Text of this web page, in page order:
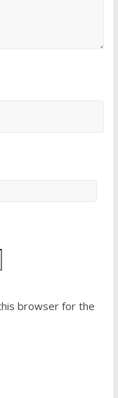
browser for the